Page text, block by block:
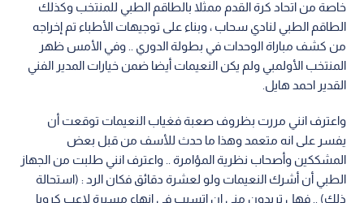
خاصة من اتحاد كرة القدم ممثلا بالطاقم الطبي للمنتخب وكذلك
الطاقم الطبي لنادي سحاب ، وبناء على توجيهات الأطباء تم إخراجه
من كشف مباراة الوحدات في بطولة الدوري .. وفي الأمس ظهر
المنتخب الأولمبي ولم يكن النعيمات أيضا ضمن خيارات المدير الفني
القدير احمد هايل.
واعترف انني مررت بظروف صعبة فغياب النعيمات توقعت أن
يفسر على انه متعمد وهذا ما حدث للأسف من قبل بعض
المشككين وأصحاب نظرية المؤامرة .. واعترف انني طلبت من الجهاز
الطبي أن أشرك النعيمات ولو لعشرة دقائق فكان الرد : (استحالة
ذلك) .. فهل تريدون مني ان اتسبب في إنهاء مسيرة لاعب كرويا